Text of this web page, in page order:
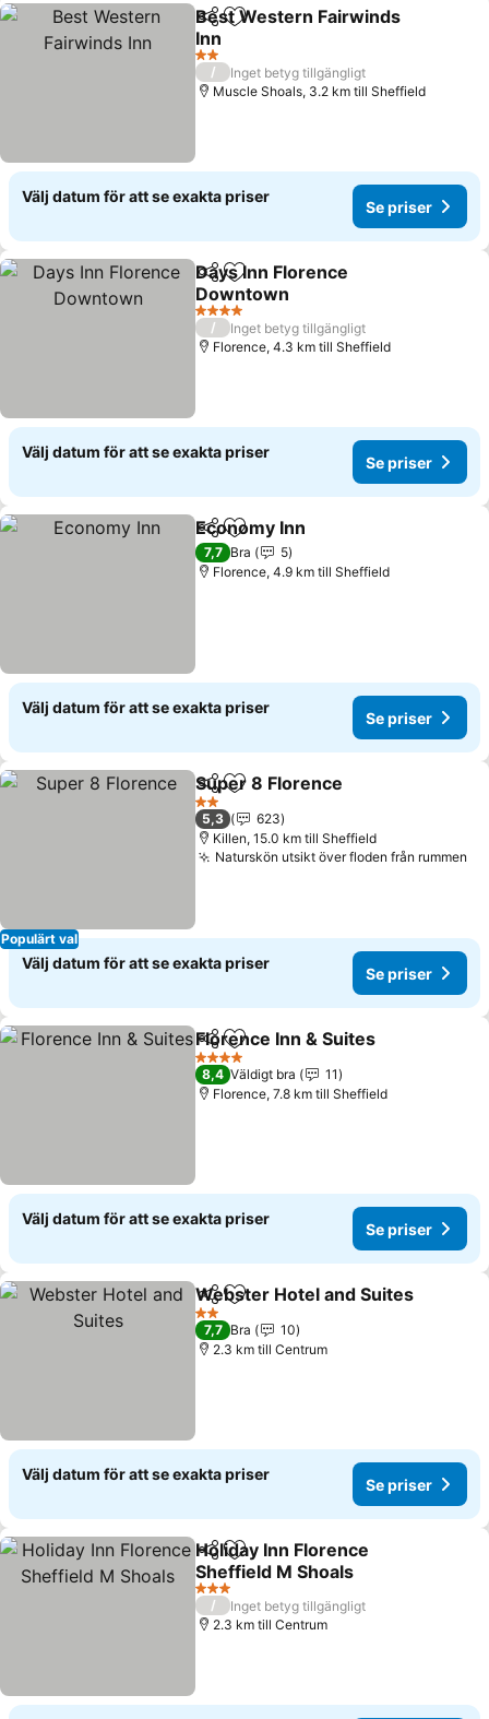
Dela Lägg till i Mina Favoriter
Best Western Fairwinds
Inn
Se priser
2 Stjärnor
/
Inget betyg tillgängligt
Muscle Shoals, 3.2 km till Sheffield
Välj datum för att se exakta priser
Se priser
Dela Lägg till i Mina Favoriter
Days Inn Florence
Downtown
Se priser
4 Stjärnor
/
Inget betyg tillgängligt
Florence, 4.3 km till Sheffield
Välj datum för att se exakta priser
Se priser
Dela Lägg till i Mina Favoriter
Economy Inn
7,7 Bra
5
Florence, 4.9 km till Sheffield
Välj datum för att se exakta priser
Se priser
Populärt val
Dela Lägg till i Mina Favoriter
Super 8 Florence
2 Stjärnor
5,3
623
Killen, 15.0 km till Sheffield
Naturskön utsikt över floden från rummen
Välj datum för att se exakta priser
Se priser
Dela Lägg till i Mina Favoriter
Florence Inn & Suites
4 Stjärnor
8,4 Väldigt bra
11
Florence, 7.8 km till Sheffield
Välj datum för att se exakta priser
Se priser
Dela Lägg till i Mina Favoriter
Webster Hotel and Suites
2 Stjärnor
7,7 Bra
10
2.3 km till Centrum
Välj datum för att se exakta priser
Se priser
Dela Lägg till i Mina Favoriter
Holiday Inn Florence
Sheffield M Shoals
Se priser
3 Stjärnor
/
Inget betyg tillgängligt
2.3 km till Centrum